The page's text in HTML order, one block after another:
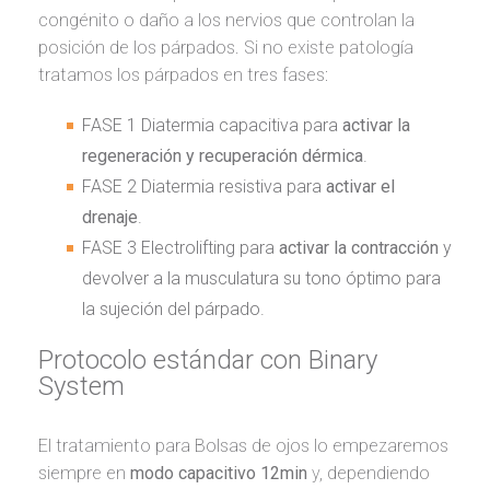
congénito o daño a los nervios que controlan la
posición de los párpados. Si no existe patología
tratamos los párpados en tres fases:
FASE 1 Diatermia capacitiva para activar la
regeneración y recuperación dérmica.
FASE 2 Diatermia resistiva para activar el
drenaje.
FASE 3 Electrolifting para activar la contracción y
devolver a la musculatura su tono óptimo para
la sujeción del párpado.
Protocolo estándar con Binary
System
El tratamiento para Bolsas de ojos lo empezaremos
siempre en modo capacitivo 12min y, dependiendo